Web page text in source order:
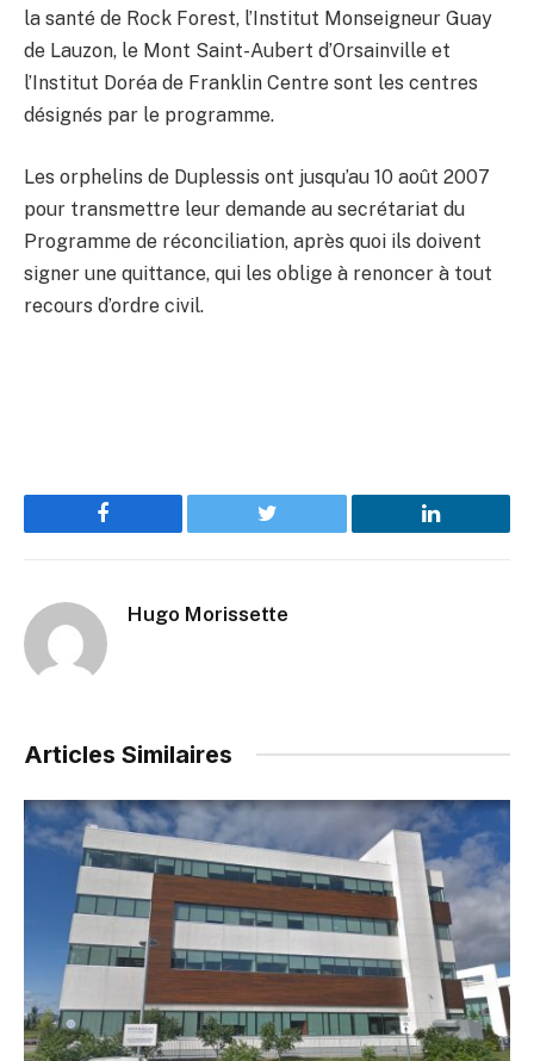
la santé de Rock Forest, l’Institut Monseigneur Guay
de Lauzon, le Mont Saint-Aubert d’Orsainville et
l’Institut Doréa de Franklin Centre sont les centres
désignés par le programme.
Les orphelins de Duplessis ont jusqu’au 10 août 2007
pour transmettre leur demande au secrétariat du
Programme de réconciliation, après quoi ils doivent
signer une quittance, qui les oblige à renoncer à tout
recours d’ordre civil.
Facebook Twitter LinkedIn
Hugo Morissette
Articles Similaires